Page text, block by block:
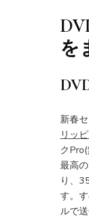
を
新春セ
リッ
ク
最高
り、
す。
ルで送